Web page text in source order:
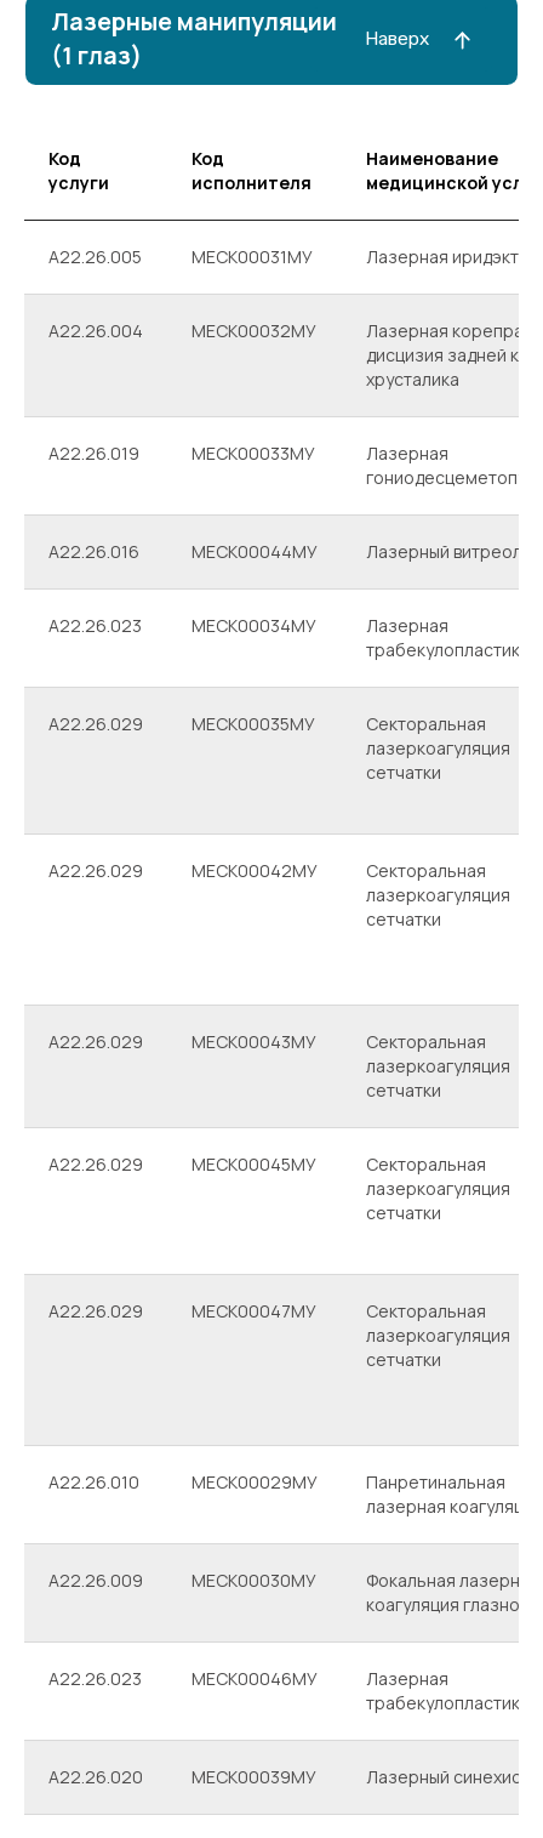
Код
услуги
Код
исполнителя
Наименование
медицинской
A22.26.005 МЕСК00031МУ Лазерная
A22.26.004 МЕСК00032МУ
Лазерная
дисцизия задней
хрусталика
A22.26.019 МЕСК00033МУ
Лазерная
A22.26.016 МЕСК00044МУ Лазерный
A22.26.023 МЕСК00034МУ
Лазерная
трабекулопластика
A22.26.029 МЕСК00035МУ
Секторальная
лазеркоагуляция
сетчатки
A22.26.029 МЕСК00042МУ
Секторальная
лазеркоагуляция
сетчатки
A22.26.029 МЕСК00043МУ
Секторальная
лазеркоагуляция
сетчатки
A22.26.029 МЕСК00045МУ
Секторальная
лазеркоагуляция
сетчатки
A22.26.029 МЕСК00047МУ
Секторальная
лазеркоагуляция
сетчатки
A22.26.010 МЕСК00029МУ
Панретинальная
лазерная коагуляция
A22.26.009 МЕСК00030МУ
Фокальная лазерная
коагуляция глазного
A22.26.023 МЕСК00046МУ
Лазерная
трабекулопластика
A22.26.020 МЕСК00039МУ Лазерный
ФЭК с имплантацией